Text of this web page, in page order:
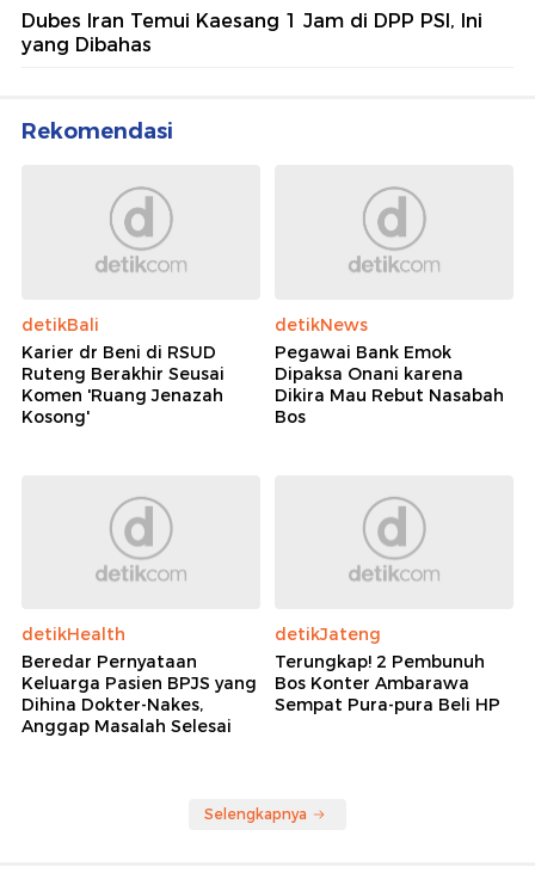
Dubes Iran Temui Kaesang 1 Jam di DPP PSI, Ini
yang Dibahas
Rekomendasi
detikBali
Karier dr Beni di RSUD
Ruteng Berakhir Seusai
Komen 'Ruang Jenazah
Kosong'
detikNews
Pegawai Bank Emok
Dipaksa Onani karena
Dikira Mau Rebut Nasabah
Bos
detikHealth
Beredar Pernyataan
Keluarga Pasien BPJS yang
Dihina Dokter-Nakes,
Anggap Masalah Selesai
detikJateng
Terungkap! 2 Pembunuh
Bos Konter Ambarawa
Sempat Pura-pura Beli HP
Selengkapnya